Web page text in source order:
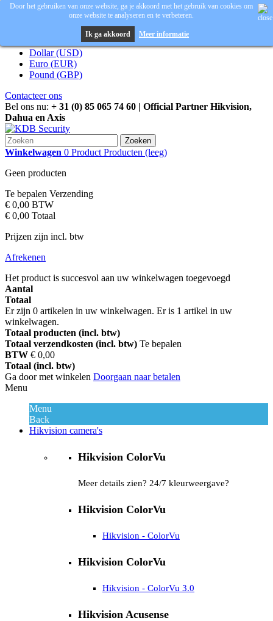
Dollar (USD)
Euro (EUR)
Pound (GBP)
Contacteer ons
Bel ons nu: + 31 (0) 85 065 74 60 | Official Partner Hikvision,
Dahua en Axis
Zoeken
Winkelwagen 0 Product Producten (leeg)
Geen producten
Te bepalen Verzending
€ 0,00 BTW
€ 0,00 Totaal
Prijzen zijn incl. btw
Afrekenen
Het product is succesvol aan uw winkelwagen toegevoegd
Aantal
Totaal
Er zijn 0 artikelen in uw winkelwagen. Er is 1 artikel in uw
winkelwagen.
Totaal producten (incl. btw)
Totaal verzendkosten (incl. btw) Te bepalen
BTW € 0,00
Totaal (incl. btw)
Ga door met winkelen Doorgaan naar betalen
Door het gebruiken van onze website, ga je akkoord met het gebruik van cookies om
onze website te analyseren en te verbeteren.
Ik ga akkoord Meer informatie
Menu
Menu
Back
Hikvision camera's
Hikvision ColorVu
Meer details zien? 24/7 kleurweergave?
Hikvision ColorVu
Hikvision - ColorVu
Hikvision ColorVu
Hikvision - ColorVu 3.0
Hikvision Acusense